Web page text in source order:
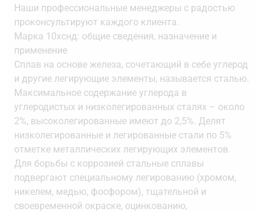
Наши профессиональные менеджеры с радостью
проконсультируют каждого клиента.
Марка 10хснд: общие сведения, назначение и
применение
Сплав на основе железа, сочетающий в себе углерод
и другие легирующие элементы, называется сталью.
Максимальное содержание углерода в
углеродистых и низколегированных сталях – около
2%, высоколегированные имеют до 2,5%. Делят
низколегированные и легированные стали по 5%
отметке металлических легирующих элементов.
Для борьбы с коррозией стальные сплавы
подвергают специальному легированию (хромом,
никелем, медью, фосфором), тщательной и
своевременной окраске, оцинкованию,